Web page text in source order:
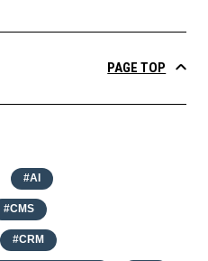
PAGE TOP
#AI
#CMS
#CRM